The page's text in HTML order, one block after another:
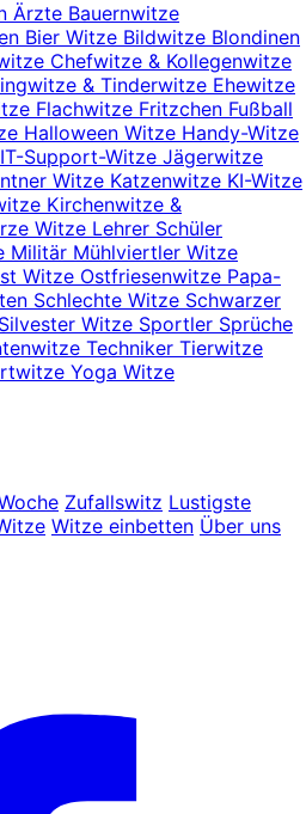
Ärzte Bauernwitze
Bier Witze Bildwitze Blondinen
Chefwitze & Kollegenwitze
& Tinderwitze Ehewitze
Flachwitze Fritzchen Fußball
Halloween Witze Handy-Witze
IT-Support-Witze Jägerwitze
Witze Katzenwitze KI-Witze
Kirchenwitze &
Witze Lehrer Schüler
Militär Mühlviertler Witze
Witze Ostfriesenwitze Papa-
Schlechte Witze Schwarzer
Silvester Witze Sportler Sprüche
Techniker Tierwitze
Yoga Witze
Zufallswitz Lustigste
Witze einbetten Über uns